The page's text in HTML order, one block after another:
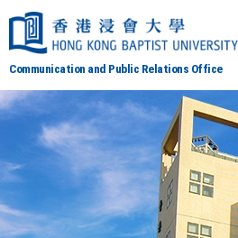
Communication and Public Relations Office